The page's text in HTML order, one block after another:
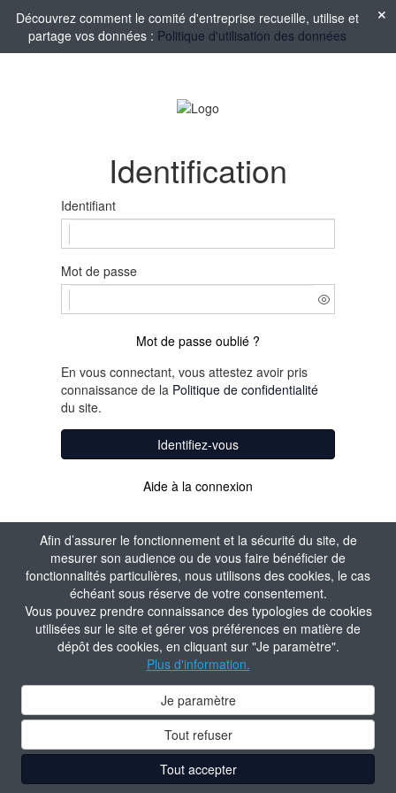
Afin d’assurer le fonctionnement et la sécurité du site, de
mesurer son audience ou de vous faire bénéficier de
fonctionnalités particulières, nous utilisons des cookies, le cas
échéant sous réserve de votre consentement.
Vous pouvez prendre connaissance des typologies de cookies
utilisées sur le site et gérer vos préférences en matière de
dépôt des cookies, en cliquant sur "Je paramètre".
Plus d'information.
Je paramètre
Tout refuser
Tout accepter
Découvrez comment le comité d'entreprise recueille, utilise et
partage vos données : Politique d'utilisation des données
Identification
Identifiant
Mot de passe
Mot de passe oublié ?
En vous connectant, vous attestez avoir pris
connaissance de la Politique de confidentialité
du site.
Identifiez-vous
Aide à la connexion